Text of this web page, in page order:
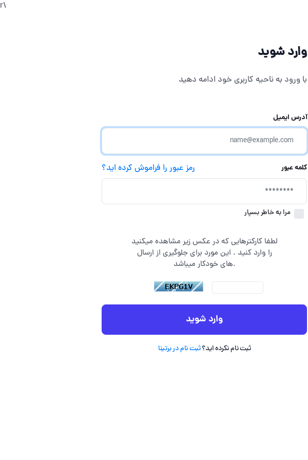
\r
وارد شوید
با ورود به ناحیه کاربری خود ادامه دهید
آدرس ایمیل
کلمه عبور رمز عبور را فراموش کرده اید؟
مرا به خاطر بسپار
لطفا کارکترهایی که در عکس زیر مشاهده میکنید
را وارد کنید . این مورد برای جلوگیری از ارسال
های خودکار میباشد.
وارد شوید
ثبت نام نکرده اید؟ثبت نام در برتینا